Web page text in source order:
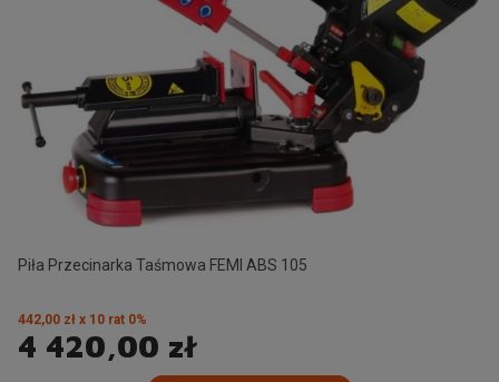
Piła Przecinarka Taśmowa FEMI ABS 105
4 420,00 zł
442,00 zł x 10 rat 0%